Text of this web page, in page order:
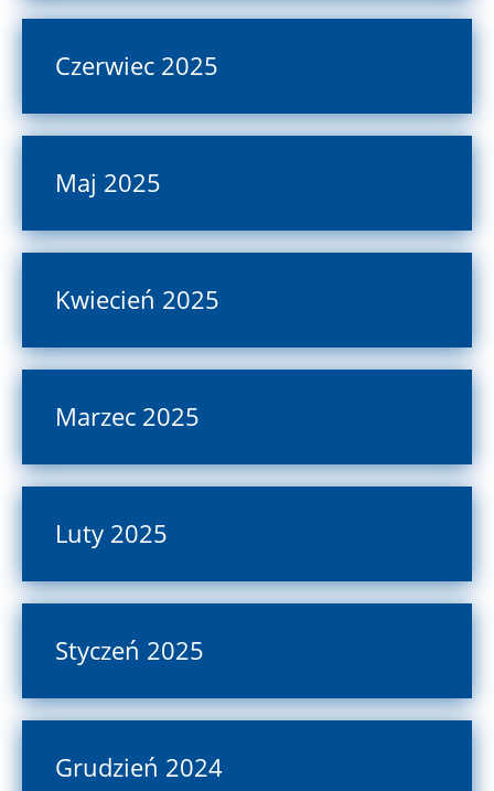
Czerwiec 2025
Maj 2025
Kwiecień 2025
Marzec 2025
Luty 2025
Styczeń 2025
Grudzień 2024